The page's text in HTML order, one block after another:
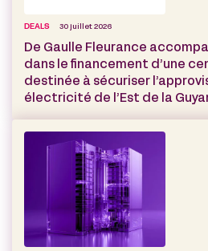
DEALS 30 juillet 2026
De Gaulle Fleurance
dans le financement d’une
destinée à sécuriser
électricité de l’Est de la